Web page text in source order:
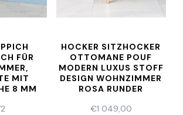
FÜR
MIT
8 MM
HOCKER SITZHOCKER
OTTOMANE POUF
MODERN LUXUS STOFF
DESIGN WOHNZIMMER
ROSA RUNDER
€1 049,00